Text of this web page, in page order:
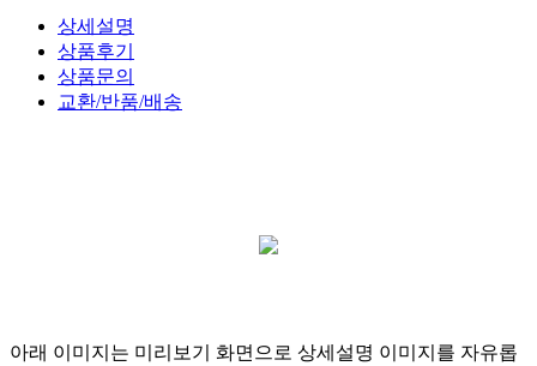
상세설명
상품후기
상품문의
교환/반품/배송
아래 이미지는 미리보기 화면으로 상세설명 이미지를 자유롭